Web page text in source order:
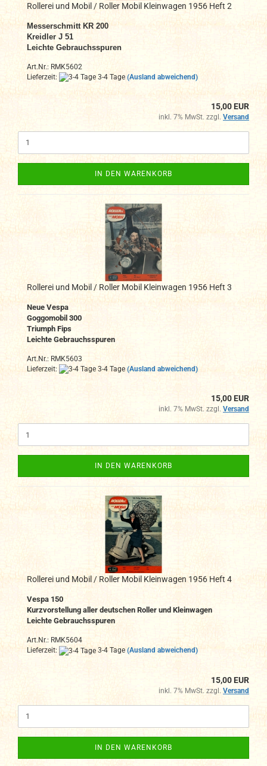
Rollerei und Mobil / Roller Mobil Kleinwagen 1956 Heft 2
Messerschmitt KR 200
Kreidler J 51
Leichte Gebrauchsspuren
Art.Nr.: RMK5602
Lieferzeit:
3-4 Tage (Ausland abweichend)
15,00 EUR
inkl. 7% MwSt. zzgl. Versand
IN DEN WARENKORB
Rollerei und Mobil / Roller Mobil Kleinwagen 1956 Heft 3
Neue Vespa
Goggomobil 300
Triumph Fips
Leichte Gebrauchsspuren
Art.Nr.: RMK5603
Lieferzeit:
3-4 Tage (Ausland abweichend)
15,00 EUR
inkl. 7% MwSt. zzgl. Versand
IN DEN WARENKORB
Rollerei und Mobil / Roller Mobil Kleinwagen 1956 Heft 4
Vespa 150
Kurzvorstellung aller deutschen Roller und Kleinwagen
Leichte Gebrauchsspuren
Art.Nr.: RMK5604
Lieferzeit:
3-4 Tage (Ausland abweichend)
15,00 EUR
inkl. 7% MwSt. zzgl. Versand
IN DEN WARENKORB